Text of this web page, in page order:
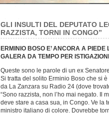
GLI INSULTI DEL DEPUTATO
RAZZISTA, TORNI IN CONGO”
ERMINIO BOSO E’ ANCORA A
GALERA DA TEMPO PER
Queste sono le parole di un ex
Si tratta del solito Erminio Boso che si
da La Zanzara su Radio 24 (dove
“Sono razzista, non l’ho mai negato. Il
deve stare a casa sua, in Congo. Ve la
ministro italiano di colore. Dovrebbe